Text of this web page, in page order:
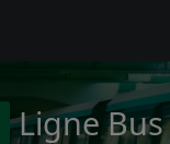
Ligne Bus